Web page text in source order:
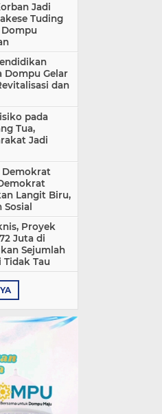
Jadi
Tuding
Dompu Gelar
dan
pada
Tua,
Jadi
Demokrat
Langit Biru,
Sosial
Proyek
Juta di
Sejumlah
Tidak Tau